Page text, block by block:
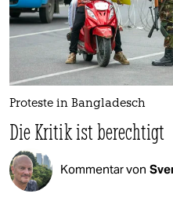
Proteste in Bangladesch
Die Kritik ist berechtigt
Kommentar von